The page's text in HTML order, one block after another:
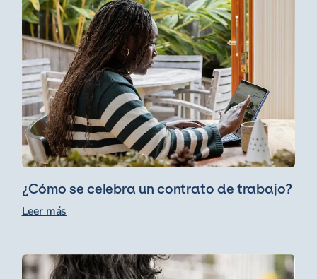
¿Cómo se celebra un contrato de trabajo?
Leer más